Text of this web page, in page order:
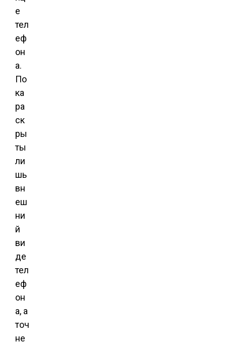
е
тел
еф
он
а.
По
ка
ра
ск
ры
ты
ли
шь
вн
еш
ни
й
ви
де
тел
еф
он
а, а
точ
не